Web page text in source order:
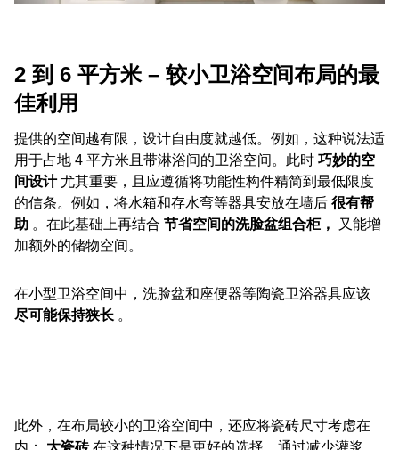
2 到 6 平方米 – 较小卫浴空间布局的最
佳利用
提供的空间越有限，设计自由度就越低。例如，这种说法适
用于占地 4 平方米且带淋浴间的卫浴空间。此时 巧妙的空
间设计尤其重要，且应遵循将功能性构件精简到最低限度
的信条。例如，将水箱和存水弯等器具安放在墙后 很有帮
助 。在此基础上再结合 节省空间的洗脸盆组合柜，
又能增
加额外的储物空间。
在小型卫浴空间中，洗脸盆和座便器等陶瓷卫浴器具应该
尽可能保持狭长 。
此外，在布局较小的卫浴空间中，还应将瓷砖尺寸考虑在
内： 大瓷砖在这种情况下是更好的选择。通过减少灌浆，